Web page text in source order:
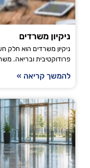
ניקיון משרדים
ניקיון משרדים הוא חלק
פרודוקטיבית ובריאה.
להמשך קריאה »